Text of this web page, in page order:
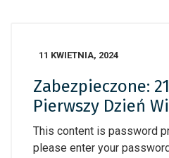
11 KWIETNIA, 2024
Zabezpieczone:
Pierwszy Dzień
This content is password
please enter your